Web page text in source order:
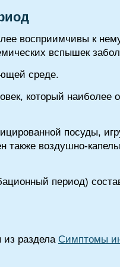
восприимчивы к
вспышек
среде.
который наиболее
посуды,
также воздушно-
период)
из раздела Симптомы